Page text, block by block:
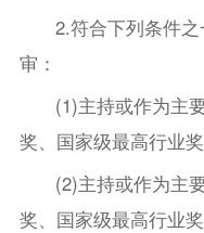
2.符合下列条件
审：
(1)主持或作为主
奖、国家级最高行业奖
(2)主持或作为主
奖、国家级最高行业